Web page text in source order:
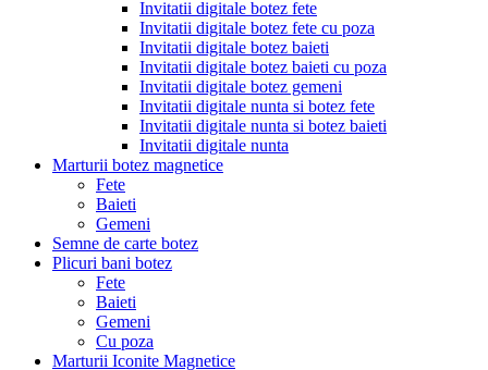
Invitatii digitale botez fete
Invitatii digitale botez fete cu poza
Invitatii digitale botez baieti
Invitatii digitale botez baieti cu poza
Invitatii digitale botez gemeni
Invitatii digitale nunta si botez fete
Invitatii digitale nunta si botez baieti
Invitatii digitale nunta
Marturii botez magnetice
Fete
Baieti
Gemeni
Semne de carte botez
Plicuri bani botez
Fete
Baieti
Gemeni
Cu poza
Marturii Iconite Magnetice